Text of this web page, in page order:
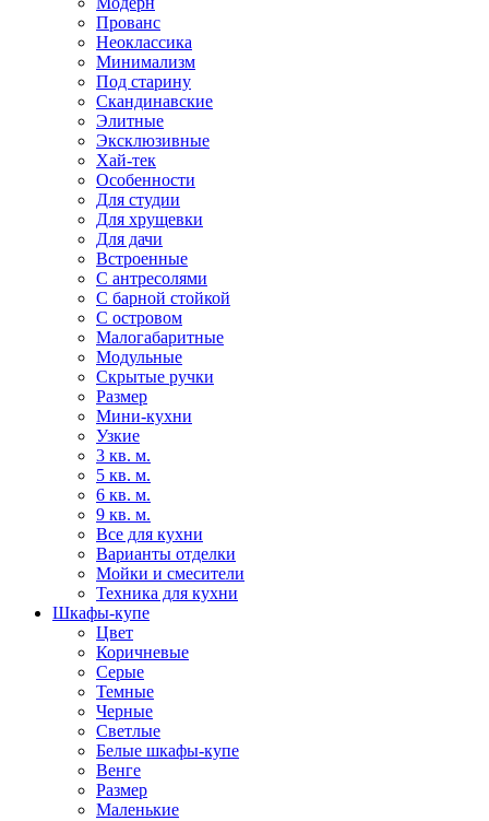
Прованс
Неоклассика
Минимализм
Под старину
Скандинавские
Элитные
Эксклюзивные
Хай-тек
Особенности
Для студии
Для хрущевки
Для дачи
Встроенные
С антресолями
С барной стойкой
С островом
Малогабаритные
Модульные
Скрытые ручки
Размер
Мини-кухни
Узкие
3 кв. м.
5 кв. м.
6 кв. м.
9 кв. м.
Все для кухни
Варианты отделки
Мойки и смесители
Техника для кухни
Шкафы-купе
Цвет
Коричневые
Серые
Темные
Черные
Светлые
Белые шкафы-купе
Венге
Размер
Маленькие